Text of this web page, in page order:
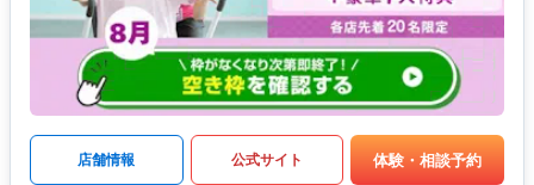
店舗情報 公式サイト 体験・相談予約